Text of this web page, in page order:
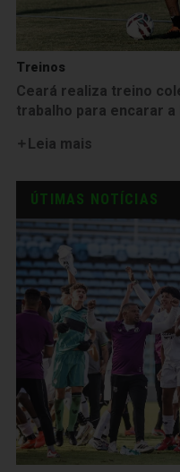
Treinos
Ceará realiza treino
trabalho para encarar
Leia mais
ÚTIMAS NOTÍCIAS